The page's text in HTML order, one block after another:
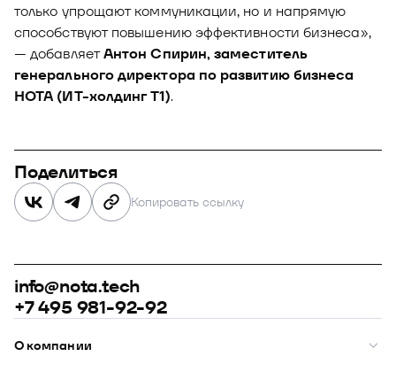
только упрощают коммуникации, но и напрямую
способствуют повышению эффективности бизнеса»,
— добавляетАнтон Спирин, заместитель
генерального директора по развитию бизнеса
НОТА (ИТ-холдинг Т1).
Поделиться
Копировать ссылку
info@nota.tech
+7 495 981-92-92
О компании